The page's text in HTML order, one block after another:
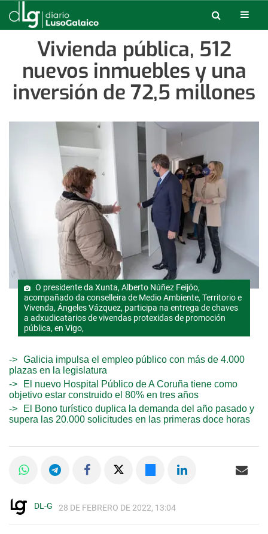
Vivienda pública, 512
nuevos inmuebles y una
inversión de 72,5 millones
O presidente da Xunta, Alberto Núñez Feijóo,
acompañado da conselleira de Medio Ambiente, Territorio e
Vivenda, Ángeles Vázquez, participa na entrega de chaves
a adxudicatarios de vivendas protexidas de promoción
pública, en Vigo,
Galicia impulsa el empleo público con más de 4.000
plazas en la legislatura
El nuevo Hospital Público de A Coruña tiene como
objetivo estar construido el 80% en tres años
El Bono turístico duplica la demanda del año pasado y
supera las 20.000 solicitudes en las primeras doce horas
DL-G 28 DE FEBRERO DE 2022, 13:04